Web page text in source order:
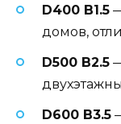
D400 B1.5
домов,
D500 B2.5
D600 B3.5